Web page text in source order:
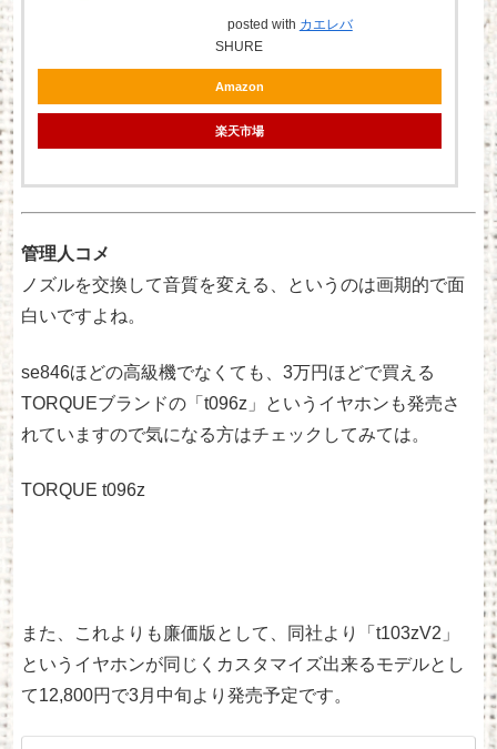
posted with カエレバ
SHURE
Amazon
楽天市場
管理人コメ
ノズルを交換して音質を変える、というのは画期的で面
白いですよね。
se846ほどの高級機でなくても、3万円ほどで買える
TORQUEブランドの「t096z」というイヤホンも発売さ
れていますので気になる方はチェックしてみては。
TORQUE t096z
また、これよりも廉価版として、同社より「t103zV2」
というイヤホンが同じくカスタマイズ出来るモデルとし
て12,800円で3月中旬より発売予定です。